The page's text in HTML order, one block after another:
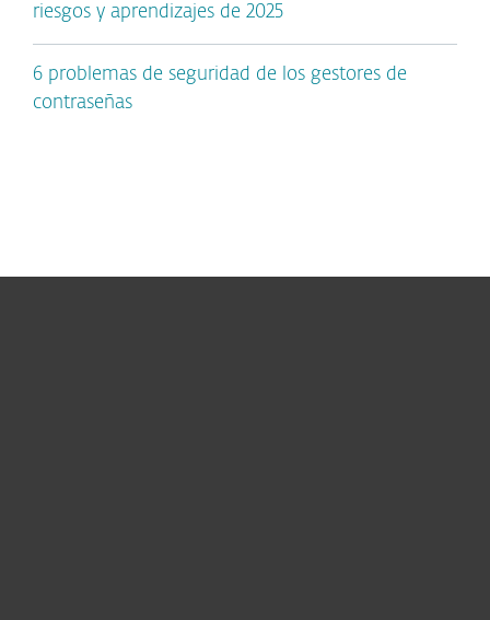
riesgos y aprendizajes de 2025
6 problemas de seguridad de los gestores de
contraseñas